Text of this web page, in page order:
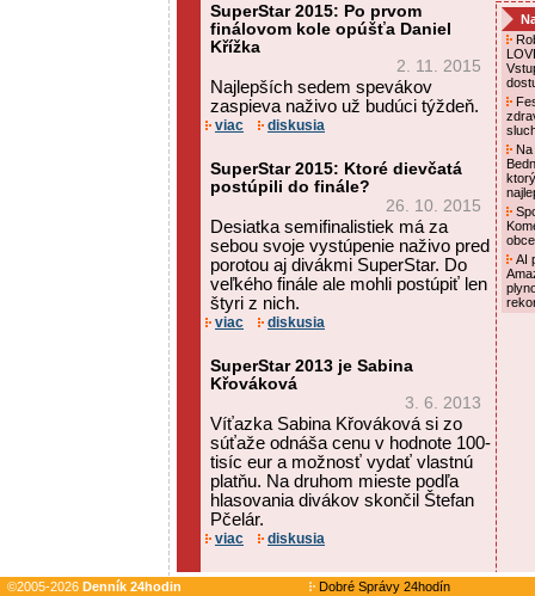
SuperStar 2015: Po prvom
finálovom kole opúšťa Daniel
Křížka
2. 11. 2015
Najlepších sedem spevákov
zaspieva naživo už budúci týždeň.
viac diskusia
SuperStar 2015: Ktoré dievčatá
postúpili do finále?
26. 10. 2015
Desiatka semifinalistiek má za
sebou svoje vystúpenie naživo pred
porotou aj divákmi SuperStar. Do
veľkého finále ale mohli postúpiť len
štyri z nich.
viac diskusia
SuperStar 2013 je Sabina
Křováková
3. 6. 2013
Víťazka Sabina Křováková si zo
súťaže odnáša cenu v hodnote 100-
tisíc eur a možnosť vydať vlastnú
platňu. Na druhom mieste podľa
hlasovania divákov skončil Štefan
Pčelár.
viac diskusia
AI
©2005-2026 Denník 24hodin
Dobré Správy 24hodín